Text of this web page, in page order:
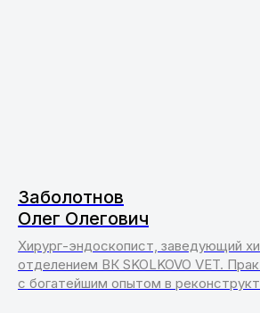
Заболотнов
Олег Олегович
Хирург-эндоскопист, заведующий
отделением ВК SKOLKOVO VET.
с богатейшим опытом в